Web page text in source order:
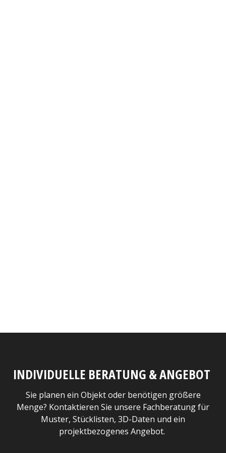
INDIVIDUELLE BERATUNG & ANGEBOT
Sie planen ein Objekt oder benötigen größere
Menge? Kontaktieren Sie unsere Fachberatung für
Muster, Stücklisten, 3D-Daten und ein
projektbezogenes Angebot.